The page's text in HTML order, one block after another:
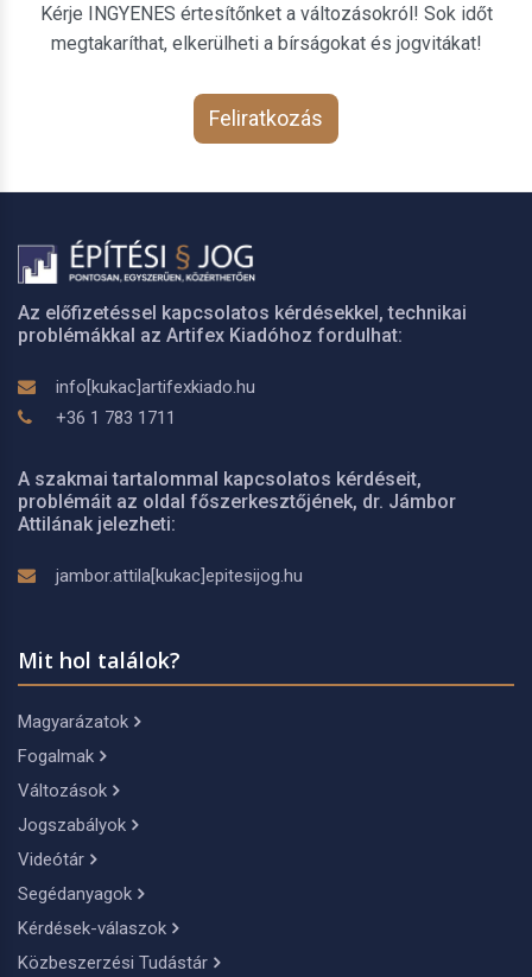
Kérje INGYENES értesítőnket a változásokról! Sok időt
megtakaríthat, elkerülheti a bírságokat és jogvitákat!
Feliratkozás
Az előfizetéssel kapcsolatos kérdésekkel, technikai
problémákkal az Artifex Kiadóhoz fordulhat:
info[kukac]artifexkiado.hu
+36 1 783 1711
A szakmai tartalommal kapcsolatos kérdéseit,
problémáit az oldal főszerkesztőjének, dr. Jámbor
Attilának jelezheti:
jambor.attila[kukac]epitesijog.hu
Mit hol találok?
Magyarázatok
Fogalmak
Változások
Jogszabályok
Videótár
Segédanyagok
Kérdések-válaszok
Közbeszerzési Tudástár